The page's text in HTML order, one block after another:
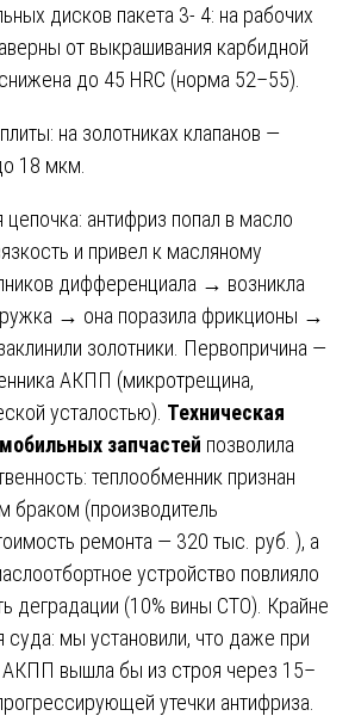
дисков пакета 3- 4: на рабочих
от выкрашивания карбидной
до 45 HRC (норма 52–55).
на золотниках клапанов —
18 мкм.
антифриз попал в масло
и привел к масляному
дифференциала → возникла
→ она поразила фрикционы →
золотники. Первопричина —
АКПП (микротрещина,
усталостью). Техническая
запчастей позволила
теплообменник признан
браком (производитель
ремонта — 320 тыс. руб. ), а
устройство повлияло
деградации (10% вины СТО). Крайне
мы установили, что даже при
вышла бы из строя через 15–
утечки антифриза.